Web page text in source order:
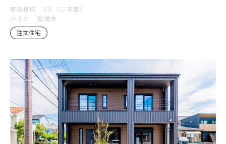
家族構成
2人（ご夫妻）
エリア
安城市
注文住宅